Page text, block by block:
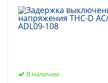
В наличии